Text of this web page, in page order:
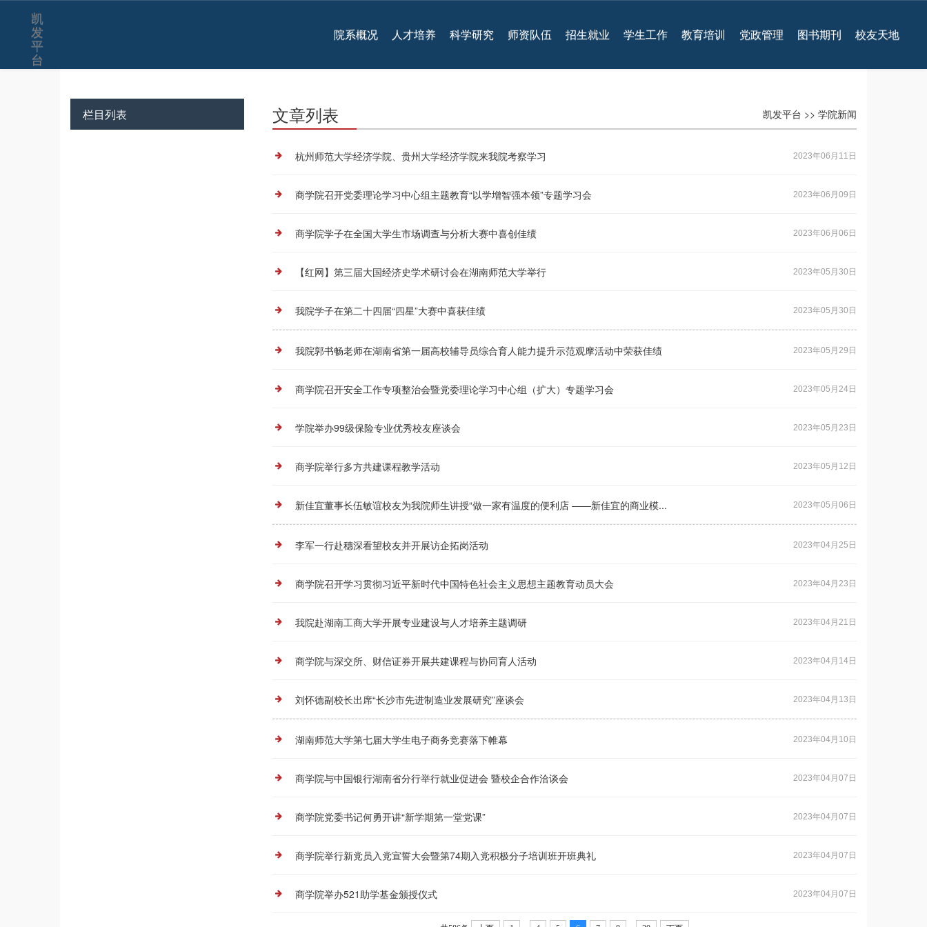
学院新闻-凯发平台
凯
发
平
台
院系概况 人才培养 科学研究 师资队伍 招生就业 学生工作 教育培训 党政管理 图书期刊 校友天地
栏目列表 凯发平台 >> 学院新闻
文章列表
2023年06月11日
杭州师范大学经济学院、贵州大学经济学院来我院考察学习
2023年06月09日
商学院召开党委理论学习中心组主题教育“以学增智强本领”专题学习会
2023年06月06日
商学院学子在全国大学生市场调查与分析大赛中喜创佳绩
2023年05月30日
【红网】第三届大国经济史学术研讨会在湖南师范大学举行
2023年05月30日
我院学子在第二十四届“四星”大赛中喜获佳绩
2023年05月29日
我院郭书畅老师在湖南省第一届高校辅导员综合育人能力提升示范观摩活动中荣获佳绩
2023年05月24日
商学院召开安全工作专项整治会暨党委理论学习中心组（扩大）专题学习会
2023年05月23日
学院举办99级保险专业优秀校友座谈会
2023年05月12日
商学院举行多方共建课程教学活动
2023年05月06日
新佳宜董事长伍敏谊校友为我院师生讲授“做一家有温度的便利店 ——新佳宜的商业模...
2023年04月25日
李军一行赴穗深看望校友并开展访企拓岗活动
2023年04月23日
商学院召开学习贯彻习近平新时代中国特色社会主义思想主题教育动员大会
2023年04月21日
我院赴湖南工商大学开展专业建设与人才培养主题调研
2023年04月14日
商学院与深交所、财信证券开展共建课程与协同育人活动
2023年04月13日
刘怀德副校长出席“长沙市先进制造业发展研究”座谈会
2023年04月10日
湖南师范大学第七届大学生电子商务竞赛落下帷幕
2023年04月07日
商学院与中国银行湖南省分行举行就业促进会 暨校企合作洽谈会
2023年04月07日
商学院党委书记何勇开讲“新学期第一堂党课”
2023年04月07日
商学院举行新党员入党宣誓大会暨第74期入党积极分子培训班开班典礼
2023年04月07日
商学院举办521助学基金颁授仪式